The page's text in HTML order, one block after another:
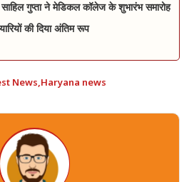
साहिल गुप्ता ने मेडिकल कॉलेज के शुभारंभ समारोह
की दिया अंतिम रूप
News,Haryana news